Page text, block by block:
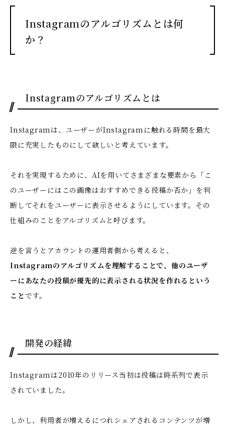
Instagramのアルゴリズムとは何
か？
Instagramのアルゴリズムとは
Instagramは、ユーザーがInstagramに触れる時間を最大
限に充実したものにして欲しいと考えています。
それを実現するために、AIを用いてさまざまな要素から「こ
のユーザーにはこの画像はおすすめできる投稿か否か」を判
断してそれをユーザーに表示させるようにしています。その
仕組みのことをアルゴリズムと呼びます。
逆を言うとアカウントの運用者側から考えると、
Instagramのアルゴリズムを理解することで、他のユーザ
ーにあなたの投稿が優先的に表示される状況を作れるという
ことです。
開発の経緯
Instagramは2010年のリリース当初は投稿は時系列で表示
されていました。
しかし、利用者が増えるにつれシェアされるコンテンツが増